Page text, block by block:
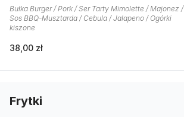
Bułka Burger / Pork / Ser Tarty Mimolette / Majonez /
Sos BBQ-Musztarda / Cebula / Jalapeno / Ogórki
kiszone
38,00 zł
Frytki